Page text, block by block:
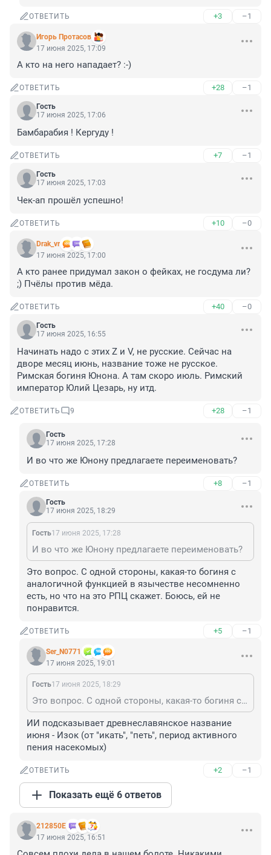
ОТВЕТИТЬ +3 –1
Игорь Протасов
17 июня 2025, 17:09
А кто на него нападает? :-)
ОТВЕТИТЬ +28 –1
Гость
17 июня 2025, 17:06
Бамбарабия ! Кергуду !
ОТВЕТИТЬ +7 –1
Гость
17 июня 2025, 17:03
Чек-ап прошёл успешно!
ОТВЕТИТЬ +10 –0
Drak_vr
17 июня 2025, 17:00
А кто ранее придумал закон о фейках, не госдума ли?
;) Пчёлы против мёда.
ОТВЕТИТЬ +40 –0
Гость
17 июня 2025, 16:55
Начинать надо с этих Z и V, не русские. Сейчас на
дворе месяц июнь, название тоже не русское.
Римская богиня Юнона. А там скоро июль. Римский
император Юлий Цезарь, ну итд.
ОТВЕТИТЬ 9 +28 –1
Гость
17 июня 2025, 17:28
И во что же Юнону предлагаете переименовать?
ОТВЕТИТЬ +8 –1
Гость
17 июня 2025, 18:29
Гость17 июня 2025, 17:28
И во что же Юнону предлагаете переименовать?
Это вопрос. С одной стороны, какая-то богиня с
аналогичной функцией в язычестве несомненно
есть, но что на это РПЦ скажет. Боюсь, ей не
понравится.
ОТВЕТИТЬ +5 –1
Ser_N0771
17 июня 2025, 19:01
Гость17 июня 2025, 18:29
Это вопрос. С одной стороны, какая-то богиня с аналогичной функцией в язычестве несомненно есть, но что на это РПЦ скажет. Боюсь, ей не понравится.
ИИ подсказывает древнеславянское название
июня - Изок (от "икать", "петь", период активного
пения насекомых)
ОТВЕТИТЬ +2 –1
Показать ещё 6 ответов
212850Е
17 июня 2025, 16:51